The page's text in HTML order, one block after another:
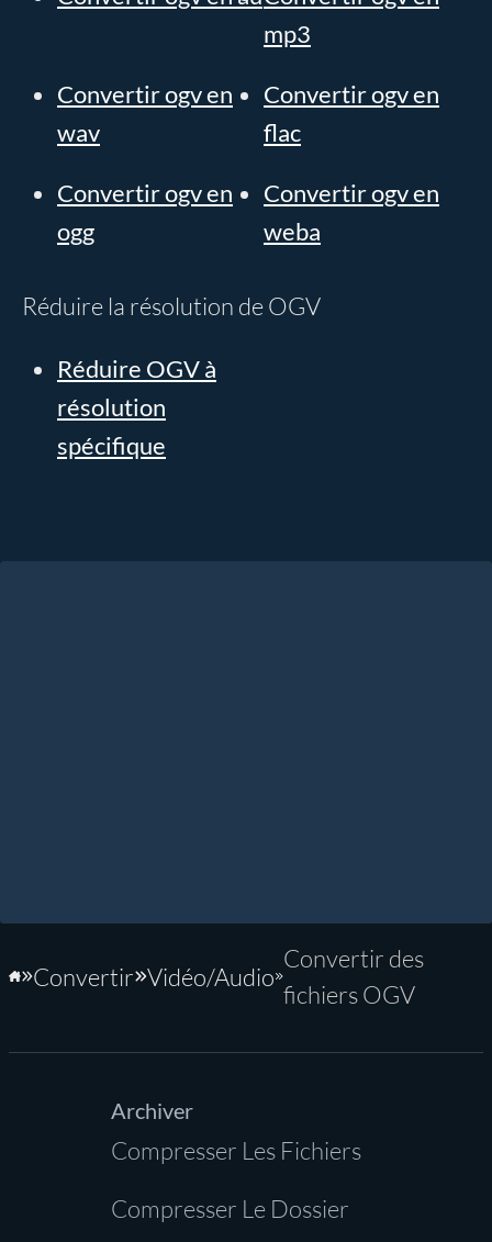
mp3
Convertir ogv en
wav
Convertir ogv en
flac
Convertir ogv en
ogg
Convertir ogv en
weba
Réduire la résolution de OGV
Réduire OGV à
résolution
spécifique
Accueil
Convertir Vidéo/Audio
Convertir des
fichiers OGV
Archiver
Compresser Les Fichiers
Compresser Le Dossier